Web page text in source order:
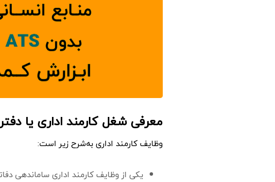
معرفی شغل کارمند اداری یا
وظایف کارمند اداری به‌شرح زیر است:
یکی از وظایف کارمند اداری ساماندهی